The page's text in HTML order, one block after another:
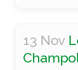
13 Nov